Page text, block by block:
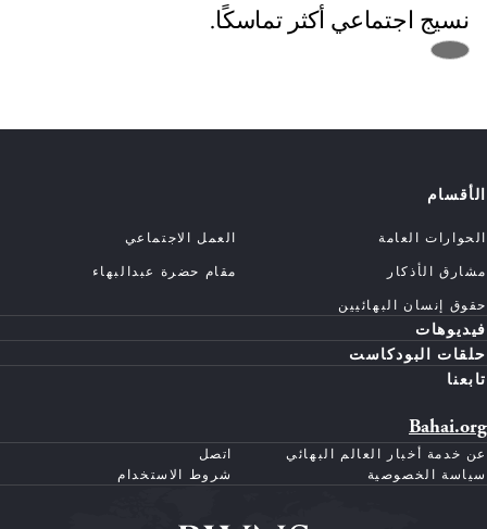
نسيج اجتماعي أكثر تماسكًا.
الأقسام
الحوارات العامة
العمل الاجتماعي
مشارق الأذكار
مقام حضرة عبدالبهاء
حقوق إنسان البهائيين
فيديوهات
حلقات البودكاست
تابعنا
Bahai.org
عن خدمة أخبار العالم البهائي
اتصل
سياسة الخصوصية
شروط الاستخدام